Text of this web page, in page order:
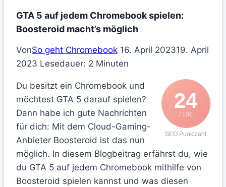
GTA 5 auf jedem Chromebook spielen:
Boosteroid macht’s möglich
VonSo geht Chromebook 16. April 202319. April
2023 Lesedauer: 2 Minuten
24
/ 100
SEO Punktzahl
Du besitzt ein Chromebook und
möchtest GTA 5 darauf spielen?
Dann habe ich gute Nachrichten
für dich: Mit dem Cloud-Gaming-
Anbieter Boosteroid ist das nun
möglich. In diesem Blogbeitrag erfährst du, wie
du GTA 5 auf jedem Chromebook mithilfe von
Boosteroid spielen kannst und was diesen